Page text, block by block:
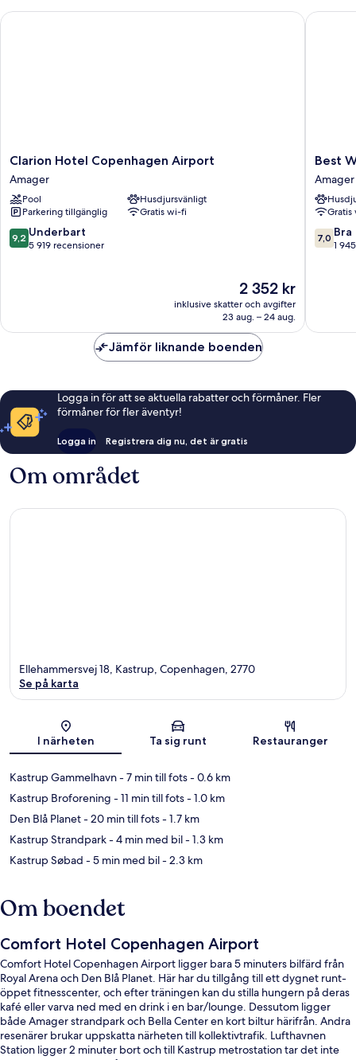
Clarion
Hotel
Copenhagen
Airport
Amager
Clarion Hotel Copenhagen Airport
Amager
Pool
Husdjursvänligt
Parkering tillgänglig
Gratis wi-fi
9.2
av
9,2 Underbart
5 919 recensioner
Priset
2 352 kr
2 352 kr
inklusive skatter och avgifter
23 aug. – 24 aug.
Clarion Hotel Copenhagen Airport
Best
Western
Plus
Airport
Hotel
Amager
Best
Amager
7.0
av
7,0 Bra
1
Best
Jämför liknande boenden
Logga in för att se aktuella rabatter och förmåner. Fler
förmåner för fler äventyr!
Logga in Registrera dig nu, det är gratis
Om området
Karta
Ellehammersvej 18, Kastrup, Copenhagen, 2770
Se på karta
I närheten Ta sig runt Restauranger
Kastrup Gammelhavn- 7 min till fots- 0.6 km
Kastrup Broforening - 11 min till fots- 1.0 km
Den Blå Planet- 20 min till fots- 1.7 km
Kastrup Strandpark- 4 min med bil- 1.3 km
Kastrup Søbad - 5 min med bil- 2.3 km
Om boendet
Comfort Hotel Copenhagen Airport
Comfort Hotel Copenhagen Airport ligger bara 5 minuters bilfärd från
Royal Arena och Den Blå Planet. Här har du tillgång till ett dygnet runt-
öppet fitnesscenter, och efter träningen kan du stilla hungern på deras
kafé eller varva ned med en drink i en bar/lounge. Dessutom ligger
både Amager strandpark och Bella Center en kort biltur härifrån. Andra
resenärer brukar uppskatta närheten till kollektivtrafik. Lufthavnen
Station ligger 2 minuter bort och till Kastrup metrostation tar det inte